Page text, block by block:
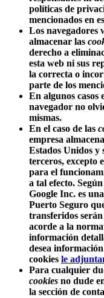
políticas de
mencionados en
Los navegadores
almacenar las
derecho a
esta web ni sus
la correcta o
parte de los
En algunos casos
navegador no
mismas.
En el caso de las
empresa
Estados Unidos y
terceros, excepto
para el
a tal efecto.
Google Inc. es
Puerto Seguro
transferidos
acorde a la
información
desea
cookies le
Para cualquier
cookies no dude
la sección de